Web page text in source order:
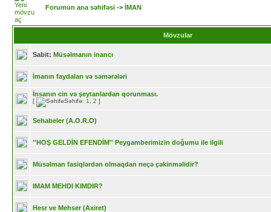
Forumun ana səhifəsi -> İMAN
Mövzular
Sabit: Müsəlmanın inancı
İmanın faydaları və səmərələri
İnsanın cin və şeytanlardan qorunması.
[ Səhifə: 1 2 ]
Sehabeler (A.O.R.O)
''HOŞ GELDİN EFENDİM'' Peygamberimizin doğumu ile ilgili
Müsəlman fasiqlərdən olmaqdan neçə çəkinməlidir?
IMAM MEHDI KIMDIR?
Hesr ve Mehser (Axiret)